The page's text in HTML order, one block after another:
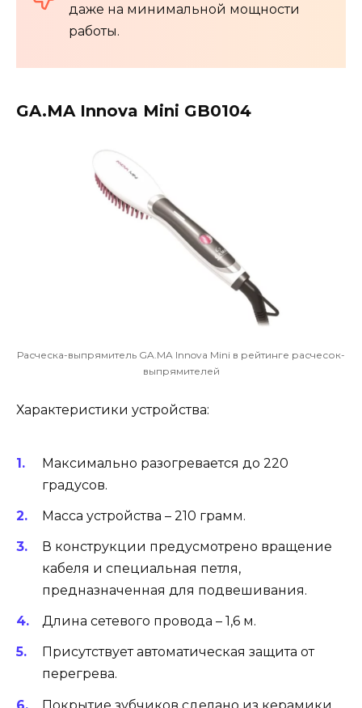
даже на минимальной мощности
работы.
GA.MA Innova Mini GB0104
Расческа-выпрямитель GA.MA Innova Mini в рейтинге расчесок-
выпрямителей
Характеристики устройства:
Максимально разогревается до 220
градусов.
Масса устройства – 210 грамм.
В конструкции предусмотрено вращение
кабеля и специальная петля,
предназначенная для подвешивания.
Длина сетевого провода – 1,6 м.
Присутствует автоматическая защита от
перегрева.
Покрытие зубчиков сделано из керамики.